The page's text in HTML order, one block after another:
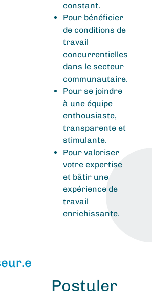
constant.
Pour bénéficier
de conditions de
travail
concurrentielles
dans le secteur
communautaire.
Pour se joindre
à une équipe
enthousiaste,
transparente et
stimulante.
Pour valoriser
votre expertise
et bâtir une
expérience de
travail
enrichissante.
Postuler